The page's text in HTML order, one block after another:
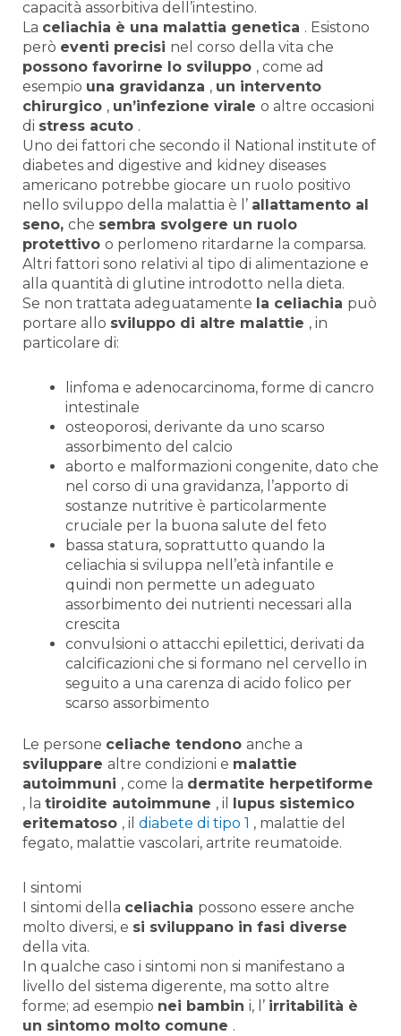
capacità assorbitiva dell’intestino.
La celiachia è una malattia genetica . Esistono
però eventi precisi nel corso della vita che
possono favorirne lo sviluppo , come ad
esempio una gravidanza , un intervento
chirurgico , un’infezione virale o altre occasioni
di stress acuto .
Uno dei fattori che secondo il National institute of
diabetes and digestive and kidney diseases
americano potrebbe giocare un ruolo positivo
nello sviluppo della malattia è l’ allattamento al
seno, che sembra svolgere un ruolo
protettivo o perlomeno ritardarne la comparsa.
Altri fattori sono relativi al tipo di alimentazione e
alla quantità di glutine introdotto nella dieta.
Se non trattata adeguatamente la celiachia può
portare allo sviluppo di altre malattie , in
particolare di:
linfoma e adenocarcinoma, forme di cancro
intestinale
osteoporosi, derivante da uno scarso
assorbimento del calcio
aborto e malformazioni congenite, dato che
nel corso di una gravidanza, l’apporto di
sostanze nutritive è particolarmente
cruciale per la buona salute del feto
bassa statura, soprattutto quando la
celiachia si sviluppa nell’età infantile e
quindi non permette un adeguato
assorbimento dei nutrienti necessari alla
crescita
convulsioni o attacchi epilettici, derivati da
calcificazioni che si formano nel cervello in
seguito a una carenza di acido folico per
scarso assorbimento
Le persone celiache tendono anche a
sviluppare altre condizioni e malattie
autoimmuni , come la dermatite herpetiforme
, la tiroidite autoimmune , il lupus sistemico
eritematoso , il diabete di tipo 1 , malattie del
fegato, malattie vascolari, artrite reumatoide.
I sintomi
I sintomi della celiachia possono essere anche
molto diversi, e si sviluppano in fasi diverse
della vita.
In qualche caso i sintomi non si manifestano a
livello del sistema digerente, ma sotto altre
forme; ad esempio nei bambin i, l’ irritabilità è
un sintomo molto comune .